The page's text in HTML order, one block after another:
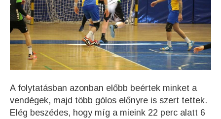
A folytatásban azonban előbb beértek minket a
vendégek, majd több gólos előnyre is szert tettek.
Elég beszédes, hogy míg a mieink 22 perc alatt 6